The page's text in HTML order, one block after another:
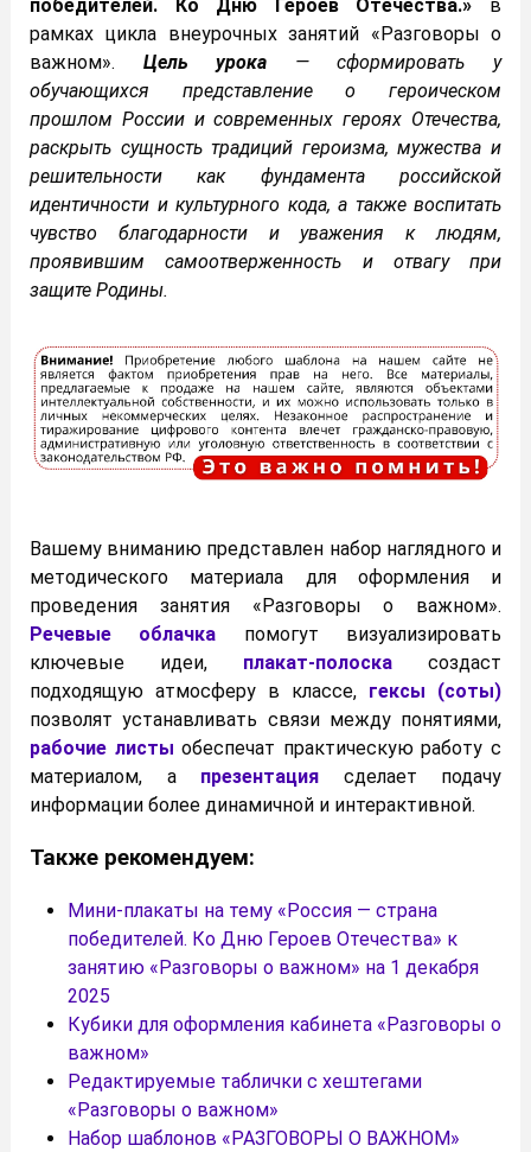
победителей. Ко Дню Героев Отечества.» в
рамках цикла внеурочных занятий «Разговоры о
важном». Цель урока — сформировать у
обучающихся представление о героическом
прошлом России и современных героях Отечества,
раскрыть сущность традиций героизма, мужества и
решительности как фундамента российской
идентичности и культурного кода, а также воспитать
чувство благодарности и уважения к людям,
проявившим самоотверженность и отвагу при
защите Родины.
Вашему вниманию представлен набор наглядного и
методического материала для оформления и
проведения занятия «Разговоры о важном».
Речевые облачка помогут визуализировать
ключевые идеи, плакат-полоска создаст
подходящую атмосферу в классе, гексы (соты)
позволят устанавливать связи между понятиями,
рабочие листы обеспечат практическую работу с
материалом, а презентация сделает подачу
информации более динамичной и интерактивной.
Также рекомендуем:
Мини-плакаты на тему «Россия — страна
победителей. Ко Дню Героев Отечества» к
занятию «Разговоры о важном» на 1 декабря
2025
Кубики для оформления кабинета «Разговоры о
важном»
Редактируемые таблички с хештегами
«Разговоры о важном»
Набор шаблонов «РАЗГОВОРЫ О ВАЖНОМ»